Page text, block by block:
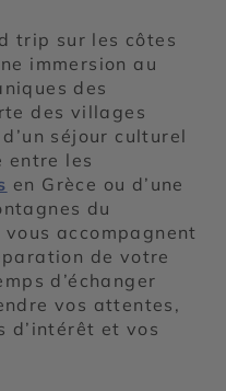
trip sur les côtes
immersion au
des
des villages
d’un séjour culturel
entre les
en Grèce ou d’une
du
accompagnent
de votre
d’échanger
vos attentes,
d’intérêt et vos